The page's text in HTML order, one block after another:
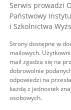
Serwis prowadzi
Państwowy
i Szkolnictwa
Strony dostępne w
mailowych.
mail zgadza się na
dobrowolnie
odpowiedzi na
każdą z jednostek
osobowych.